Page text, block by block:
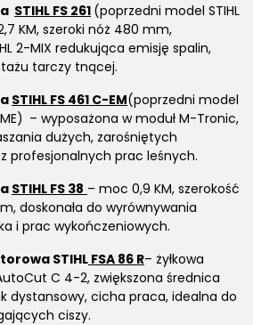
STIHL FS 261 (poprzedni model STIHL
KM, szeroki nóż 480 mm,
2-MIX redukująca emisję spalin,
tarczy tnącej.
STIHL FS 461 C-EM(poprzedni model
– wyposażona w moduł M-Tronic,
dużych, zarośniętych
profesjonalnych prac leśnych.
STIHL FS 38 – moc 0,9 KM, szerokość
doskonała do wyrównywania
i prac wykończeniowych.
STIHLFSA 86 R– żyłkowa
C 4-2, zwiększona średnica
dystansowy, cicha praca, idealna do
ciszy.